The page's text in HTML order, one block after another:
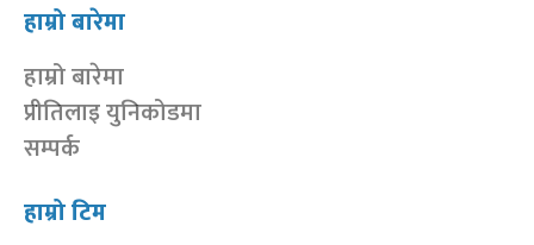
हाम्रो बारेमा
हाम्रो बारेमा
प्रीतिलाइ युनिकोडमा
सम्पर्क
हाम्रो टिम